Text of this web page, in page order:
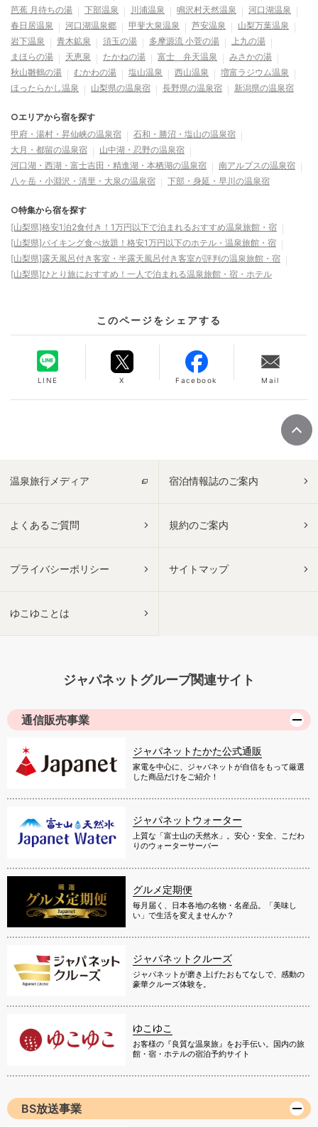
芭蕉 月待ちの湯
下部温泉 川浦温泉 鳴沢村天然温泉
河口湖温泉
春日居温泉
河口湖温泉郷 甲斐大泉温泉 芦安温泉
山梨万葉温泉
岩下温泉
青木鉱泉 須玉の湯 多摩源流 小菅の湯
上九の湯
まほらの湯
天恵泉 たかねの湯 富士 弁天温泉
みさかの湯
秋山雛鶴の湯
むかわの湯 塩山温泉 西山温泉
増富ラジウム温泉
ほったらかし温泉
山梨県の温泉宿 長野県の温泉宿 新潟県の温泉宿
○エリアから宿を探す
甲府・湯村・昇仙峡の温泉宿
石和・勝沼・塩山の温泉宿
大月・都留の温泉宿
山中湖・忍野の温泉宿
河口湖・西湖・富士吉田・精進湖・本栖湖の温泉宿
南アルプスの温泉宿
八ヶ岳・小淵沢・清里・大泉の温泉宿
下部・身延・早川の温泉宿
○特集から宿を探す
[山梨県]格安1泊2食付き！1万円以下で泊まれるおすすめ温泉旅館・宿
[山梨県]バイキング食べ放題！格安1万円以下のホテル・温泉旅館・宿
[山梨県]露天風呂付き客室・半露天風呂付き客室が評判の温泉旅館・宿
[山梨県]ひとり旅におすすめ！一人で泊まれる温泉旅館・宿・ホテル
このページをシェアする
LINE X Facebook Mail
温泉旅行メディア 宿泊情報誌のご案内
よくあるご質問 規約のご案内
プライバシーポリシー サイトマップ
ゆこゆことは
ジャパネットグループ関連サイト
通信販売事業
ジャパネットたかた公式通販
家電を中心に、ジャパネットが自信をもって厳選
した商品だけをご紹介！
ジャパネットウォーター
上質な「富士山の天然水」。安心・安全、こだわ
りのウォーターサーバー
グルメ定期便
毎月届く、日本各地の名物・名産品。「美味し
い」で生活を変えませんか？
ジャパネットクルーズ
ジャパネットが磨き上げたおもてなしで、感動の
豪華クルーズ体験を。
ゆこゆこ
お客様の『良質な温泉旅』をお手伝い。国内の旅
館・宿・ホテルの宿泊予約サイト
BS放送事業